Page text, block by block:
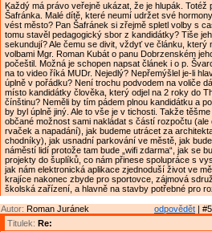
Každý má právo veřejně ukázat, že je hlupák. Totéž
Šafránka. Malé dítě, které neumí udržet své
vést město? Pan Šafránek si zřejmě spletl volby s
tomu stavěl pedagogický sbor z kandidátky? Tiše
sekundují? Ale čemu se divit, vždyť ve článku, který
volbami Mgr. Roman Kubát o panu Dobrzenském
počeštil. Možná je schopen napsat článek i o p.
na to video říká MUDr. Nejedlý? Nepřemýšlel je-li
úplně v pořádku? Není trochu podvodem na voliče
místo kandidátky člověka, který odjel na 2 roky do
čínštinu? Neměli by tím pádem plnou kandidátku a
by byl úplně jiný. Ale to vše je v tichosti. Takže
občané možnost sami nakládat s částí rozpočtu (ale
rvaček a napadání), jak budeme utrácet za
chodníky), jak usnadní parkování ve městě, jak
náměstí lidí protože tam bude „wifi zdarma“, jak se
projekty do šuplíků, co nám přinese spolupráce s
jak nám elektronická aplikace zjednoduší život ve
krajíce nakonec zbyde pro sportovce, zájmová
školská zařízení, a hlavně na stavby potřebné pro
odpovědět |
Autor: Roman Juránek
Titulek: Re: